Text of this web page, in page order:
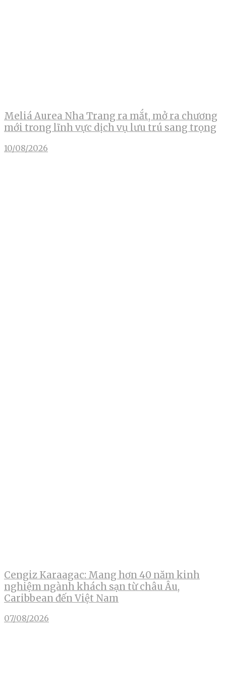
Meliá Aurea Nha Trang ra mắt, mở ra chương
mới trong lĩnh vực dịch vụ lưu trú sang trọng
10/08/2026
Cengiz Karaagac: Mang hơn 40 năm kinh
nghiệm ngành khách sạn từ châu Âu,
Caribbean đến Việt Nam
07/08/2026